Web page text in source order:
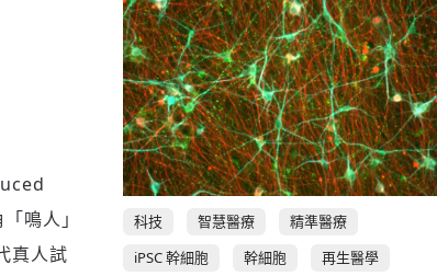
科技 智慧醫療
精準醫療
iPSC 幹細胞
幹細胞 再生醫學
鳴人」
真人試